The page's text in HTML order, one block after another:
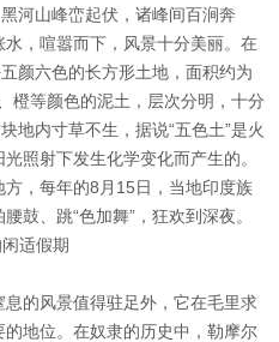
河山峰峦起伏，诸峰间百涧奔
，喧嚣而下，风景十分美丽。在
颜六色的长方形土地，面积约为
橙等颜色的泥土，层次分明，十分
地内寸草不生，据说“五色土”是火
照射下发生化学变化而产生的。
，每年的8月15日，当地印度族
鼓、跳“色加舞”，狂欢到深夜。
适假期
的风景值得驻足外，它在毛里求
地位。在奴隶的历史中，勒摩尔